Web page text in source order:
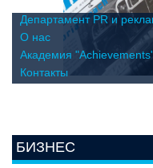
Департамент PR и
О нас
Академия
Контакты
БИЗНЕС